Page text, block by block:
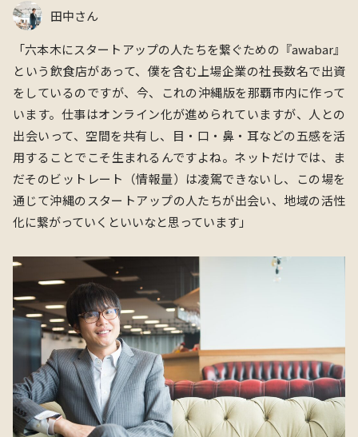
田中さん
「六本木にスタートアップの人たちを繋ぐための『awabar』
という飲食店があって、僕を含む上場企業の社長数名で出資
をしているのですが、今、これの沖縄版を那覇市内に作って
います。仕事はオンライン化が進められていますが、人との
出会いって、空間を共有し、目・口・鼻・耳などの五感を活
用することでこそ生まれるんですよね。 ネットだけでは、
ま
だそのビットレート（情報量）は凌駕できないし、この場を
通じて沖縄のスタートアップの人たちが出会い、地域の活性
化に繋がっていくといいなと思っています」